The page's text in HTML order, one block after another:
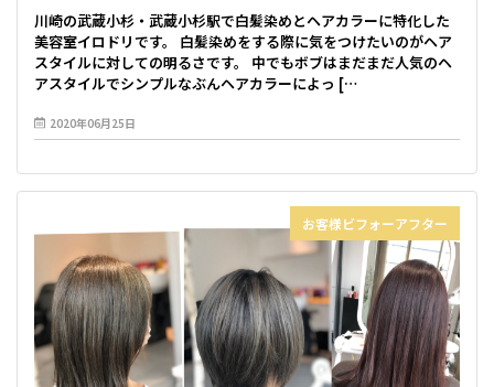
川崎の武蔵小杉・武蔵小杉駅で白髪染めとヘアカラーに特化した
美容室イロドリです。 白髪染めをする際に気をつけたいのがヘア
スタイルに対しての明るさです。 中でもボブはまだまだ人気のヘ
アスタイルでシンプルなぶんヘアカラーによっ […
2020年06月25日
お客様ビフォーアフター